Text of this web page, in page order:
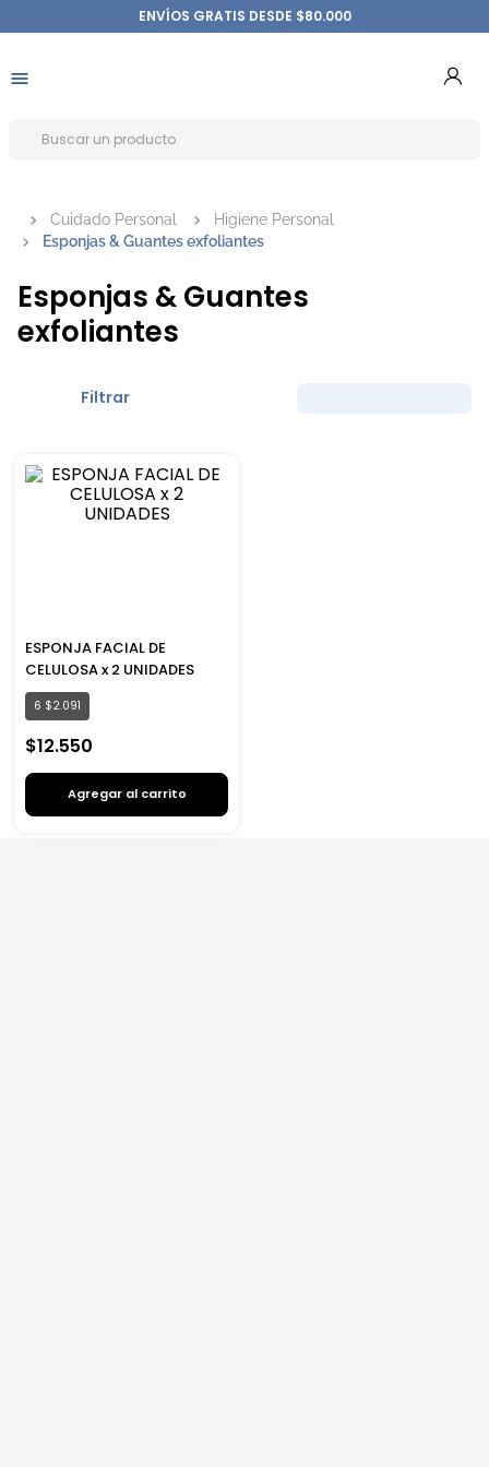
ENVÍOS GRATIS DESDE $80.000
Cuidado Personal
Higiene Personal
Esponjas & Guantes exfoliantes
Esponjas & Guantes
exfoliantes
Filtrar
ESPONJA FACIAL DE
CELULOSA x 2 UNIDADES
6 $2.091
$12.550
Agregar al carrito